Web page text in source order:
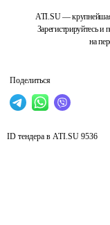
ATI.SU — крупнейшая
Зарегистрируйтесь и
на
Поделиться
ID тендера в ATI.SU 9536